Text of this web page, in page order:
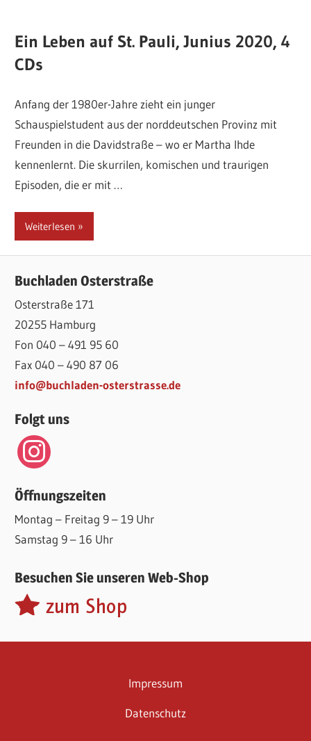
Ein Leben auf St. Pauli, Junius 2020, 4
CDs
Anfang der 1980er-Jahre zieht ein junger
Schauspielstudent aus der norddeutschen Provinz mit
Freunden in die Davidstraße – wo er Martha Ihde
kennenlernt. Die skurrilen, komischen und traurigen
Episoden, die er mit …
Weiterlesen
Buchladen Osterstraße
Osterstraße 171
20255 Hamburg
Fon 040 – 491 95 60
Fax 040 – 490 87 06
info@buchladen-osterstrasse.de
Folgt uns
instagram
Öffnungszeiten
Montag – Freitag 9 – 19 Uhr
Samstag 9 – 16 Uhr
Besuchen Sie unseren Web-Shop
Impressum
Datenschutz